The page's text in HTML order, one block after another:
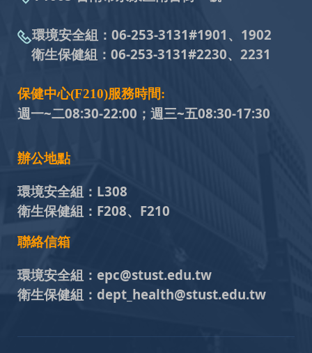
環境安全組： 06-253-3131#1901、1902
衛生保健組： 06-253-3131#2230、2231
保健中心(F210)服務時間:
週一~二08:30-22:00；週三~五08:30-17:30
辦公地點
環境安全組： L308
衛生保健組： F208、F210
聯絡信箱
環境安全組： epc@stust.edu.tw
衛生保健組： dept_health@stust.edu.tw